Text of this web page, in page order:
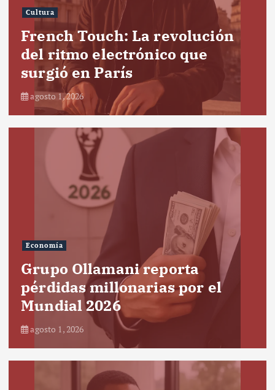
Cultura
French Touch: La revolución
del ritmo electrónico que
surgió en París
agosto 1, 2026
Economía
Grupo Ollamani reporta
pérdidas millonarias por el
Mundial 2026
agosto 1, 2026